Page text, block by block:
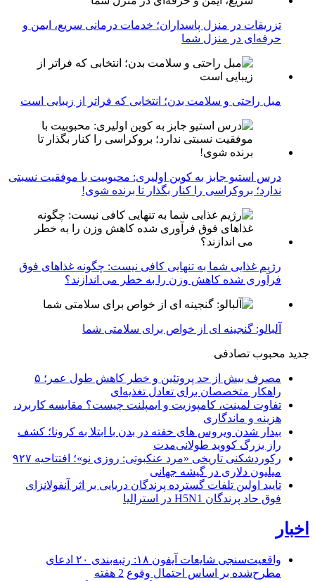
تزریقات در منزل پاسداران؛ خدمات درمانی سریع، ایمن و
حرفه‌ای در منزل شما
مبل راحتی و سلامت بدن؛ انتخابی که فراتر از زیبایی است
درس استیو جابز به کوین اولیری: محبوبیت با موفقیت نسبتی
ندارد؛ بروکراسی را کنار بگذار تا برنده شوی!
رژیم غذایی شما به تنهایی کافی نیست: چگونه غذاهای فوق
فرآوری شده کاهش وزن را به خطر می اندازند؟
آلبالو: گنجینه ای از خواص برای سلامتی شما
جدید محبوب تصادفی
مصرف بیش از حد پروتئین و خطر کاهش طول عمر؛ ۵
راهکار متخصصان برای تعادل تغذیه‌ای
تفاوت لمینت، کامپوزیت و ایمپلنت چیست؟ مقایسه کاربرد،
هزینه و ماندگاری
بیدار شدن ویروس‌ های خفته در بدن با ابتلا به کرونا؛ کشف
راز بزرگ کووید طولانی‌مدت
رکوردشکنی تاریخی «مرد عنکبوتی: روزی نو»؛ افتتاحیه ۹۲۷
میلیون دلاری در گیشه جهانی
تایید اولین تلفات گسترده پرندگان دریایی بر اثر آنفولانزای
فوق حاد پرندگان H5N1 در استرالیا
اخبار
واقعیت‌سنجی شایعات آیفون ۱۸: رتبه‌بندی ۲۰ ادعای
مطرح‌شده بر اساس احتمال وقوع 2 هفته